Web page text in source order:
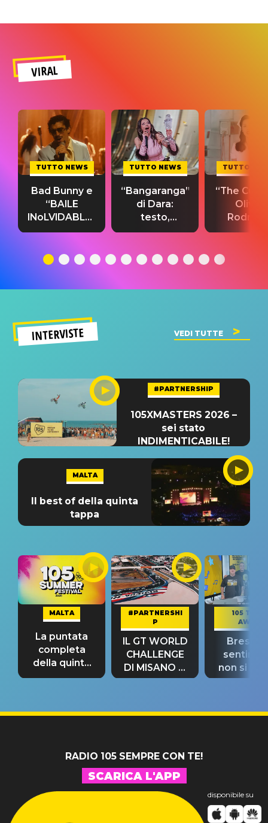
VIRAL
TUTTO NEWS
Bad Bunny e
“BAILE
INoLVIDABLE”:
testo,
significato
TUTTO NEWS
“Bangaranga”
di Dara:
testo,
traduzione e
del singolo
TUTTO
“The
Olivia
testo,
INTERVISTE VEDI TUTTE
#PARTNERSHIP
105XMASTERS 2026 –
sei stato
INDIMENTICABILE!
MALTA
Il best of della quinta
tappa
MALTA
La puntata
completa
della quinta
tappa
#PARTNERSHI
P
IL GT WORLD
CHALLENGE
DI MISANO si
riconferma
105 TAKE
AWAY
Bresh:
non si
fino alla
RADIO 105 SEMPRE CON TE!
SCARICA L'APP
disponibile su